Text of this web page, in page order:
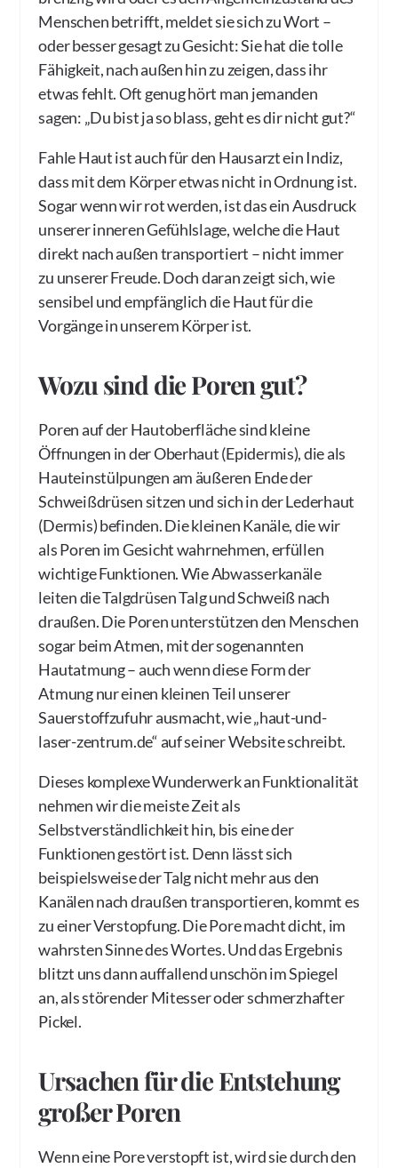
Menschen betrifft, meldet sie sich zu Wort –
oder besser gesagt zu Gesicht: Sie hat die tolle
Fähigkeit, nach außen hin zu zeigen, dass ihr
etwas fehlt. Oft genug hört man jemanden
sagen: „Du bist ja so blass, geht es dir nicht gut?“
Fahle Haut ist auch für den Hausarzt ein Indiz,
dass mit dem Körper etwas nicht in Ordnung ist.
Sogar wenn wir rot werden, ist das ein Ausdruck
unserer inneren Gefühlslage, welche die Haut
direkt nach außen transportiert – nicht immer
zu unserer Freude. Doch daran zeigt sich, wie
sensibel und empfänglich die Haut für die
Vorgänge in unserem Körper ist.
Wozu sind die Poren gut?
Poren auf der Hautoberfläche sind kleine
Öffnungen in der Oberhaut (Epidermis), die als
Hauteinstülpungen am äußeren Ende der
Schweißdrüsen sitzen und sich in der Lederhaut
(Dermis) befinden. Die kleinen Kanäle, die wir
als Poren im Gesicht wahrnehmen, erfüllen
wichtige Funktionen. Wie Abwasserkanäle
leiten die Talgdrüsen Talg und Schweiß nach
draußen. Die Poren unterstützen den Menschen
sogar beim Atmen, mit der sogenannten
Hautatmung – auch wenn diese Form der
Atmung nur einen kleinen Teil unserer
Sauerstoffzufuhr ausmacht, wie „haut-und-
laser-zentrum.de“ auf seiner Website schreibt.
Dieses komplexe Wunderwerk an Funktionalität
nehmen wir die meiste Zeit als
Selbstverständlichkeit hin, bis eine der
Funktionen gestört ist. Denn lässt sich
beispielsweise der Talg nicht mehr aus den
Kanälen nach draußen transportieren, kommt es
zu einer Verstopfung. Die Pore macht dicht, im
wahrsten Sinne des Wortes. Und das Ergebnis
blitzt uns dann auffallend unschön im Spiegel
an, als störender Mitesser oder schmerzhafter
Pickel.
Ursachen für die Entstehung
großer Poren
Wenn eine Pore verstopft ist, wird sie durch den